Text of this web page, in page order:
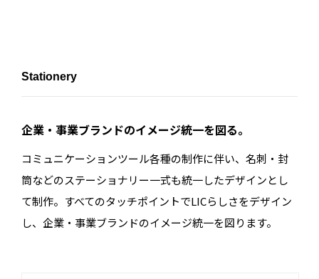
Stationery
企業・事業ブランドのイメージ統一を図る。
コミュニケーションツール各種の制作に伴い、名刺・封
筒などのステーショナリー一式も統一したデザインとし
て制作。すべてのタッチポイントでLICらしさをデザイン
し、企業・事業ブランドのイメージ統一を図ります。